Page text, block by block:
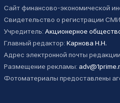
Сайт финансово-экономической
Свидетельство о регистрации
Учредитель: Акционерное
Главный редактор: Карнова Н.Н.
Адрес электронной почты
Размещение рекламы:
Фотоматериалы предоставлены